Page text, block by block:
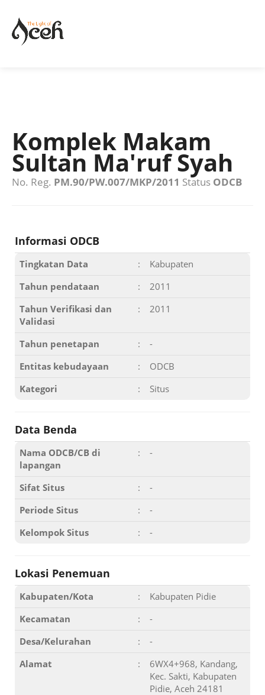
Komplek Makam
Sultan Ma'ruf Syah
No. Reg. PM.90/PW.007/MKP/2011 Status ODCB
Informasi ODCB
Tingkatan Data :
Kabupaten
Tahun pendataan
:
2011
Tahun Verifikasi dan
Validasi
: 2011
Tahun penetapan :
-
Entitas kebudayaan
:
ODCB
Kategori
: Situs
Data Benda
Nama ODCB/CB di
lapangan
: -
Sifat Situs :
-
Periode Situs
:
-
Kelompok Situs
: -
Lokasi Penemuan
Kabupaten/Kota :
Kabupaten Pidie
Kecamatan
:
-
Desa/Kelurahan
:
-
Alamat
:
6WX4+968, Kandang,
Kec. Sakti, Kabupaten
Pidie, Aceh 24181